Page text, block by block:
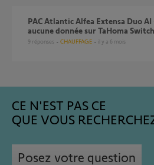
PAC Atlantic Alfea Extensa Duo AI — Tuiles visibles mais
aucune donnée sur TaHoma
9 réponses CHAUFFAGE il y a 6 mois
CE N'EST PAS CE
QUE VOUS
Posez votre question